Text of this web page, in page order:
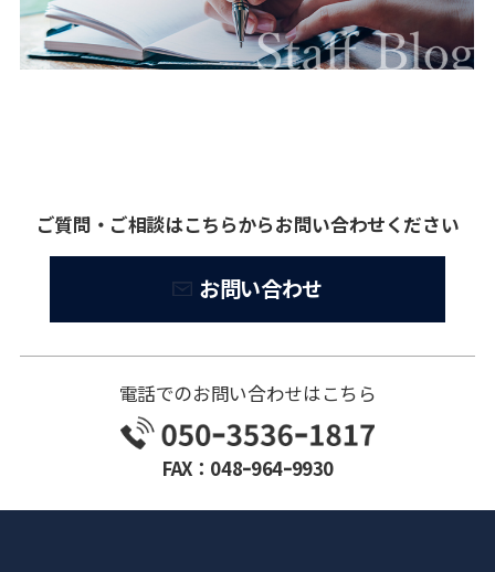
ご質問・ご相談はこちらからお問い合わせください
お問い合わせ
電話でのお問い合わせはこちら
FAX：048ｰ964ｰ9930